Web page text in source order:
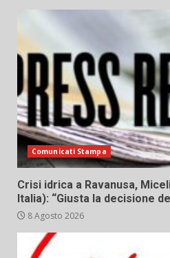
Comunicati Stampa
Crisi idrica a Ravanusa,
Italia): “Giusta la decisione
8 Agosto 2026